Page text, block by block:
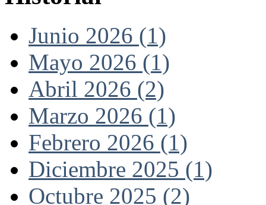
Junio 2026 (1)
Mayo 2026 (1)
Abril 2026 (2)
Marzo 2026 (1)
Febrero 2026 (1)
Diciembre 2025 (1)
Octubre 2025 (2)